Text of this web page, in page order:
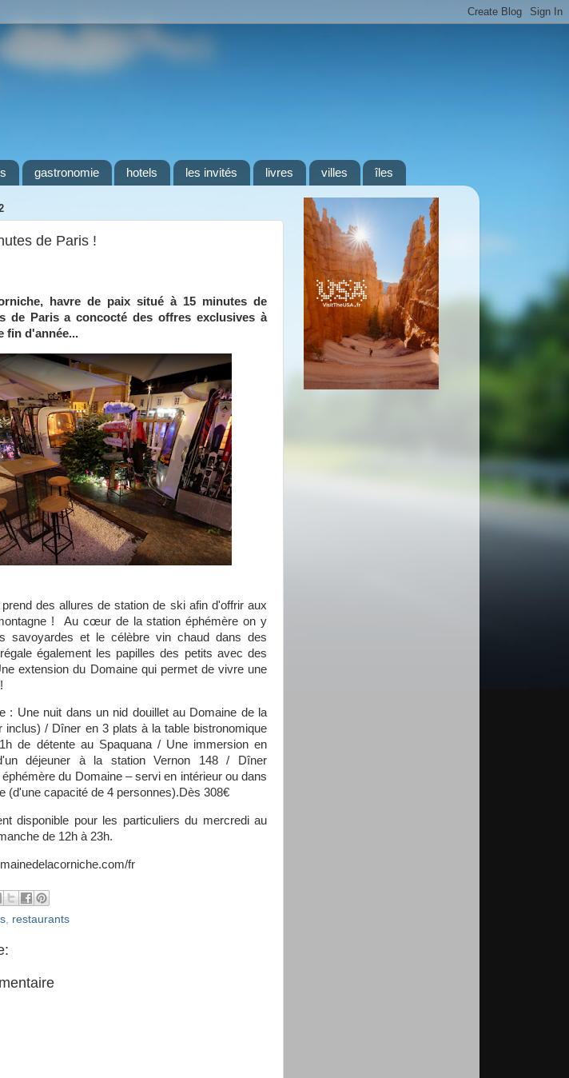
gastronomie hotels les invités livres villes îles
de Paris !
havre de paix situé à 15 minutes de
de Paris a concocté des offres exclusives à
fin d'année...
des allures de station de ski afin d'offrir aux
! Au cœur de la station éphémère on y
savoyardes et le célèbre vin chaud dans des
également les papilles des petits avec des
extension du Domaine qui permet de vivre une
: Une nuit dans un nid douillet au Domaine de la
inclus) / Dîner en 3 plats à la table bistronomique
de détente au Spaquana / Une immersion en
déjeuner à la station Vernon 148 / Dîner
du Domaine – servi en intérieur ou dans
(d'une capacité de 4 personnes).Dès 308€
disponible pour les particuliers du mercredi au
de 12h à 23h.
fr
restaurants